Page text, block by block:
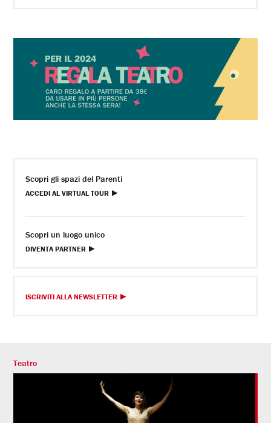
Scopri gli spazi del Parenti
ACCEDI AL VIRTUAL TOUR
Scopri un luogo unico
DIVENTA PARTNER
ISCRIVITI ALLA NEWSLETTER
Teatro